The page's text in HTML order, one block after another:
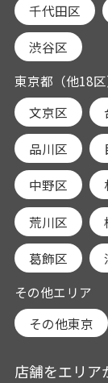
千代田区
渋谷区
東京都（他18区
文京区
品川区
中野区
荒川区
葛飾区
その他エリア
その他東京
店舗をエリア